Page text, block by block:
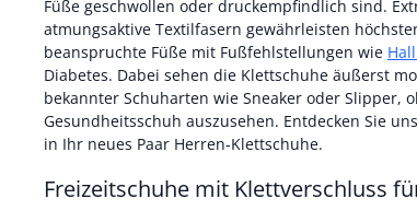
Füße geschwollen oder druckempfindlich sind.
atmungsaktive Textilfasern gewährleisten
beanspruchte Füße mit Fußfehlstellungen wie
Diabetes. Dabei sehen die Klettschuhe äußerst
bekannter Schuharten wie Sneaker oder Slipper,
Gesundheitsschuh auszusehen. Entdecken Sie
in Ihr neues Paar Herren-Klettschuhe.
Freizeitschuhe mit Klettverschluss